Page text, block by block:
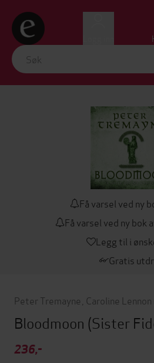
Få varsel ved ny
Få varsel ved ny
Legg til i
Gratis
Peter Tremayne Caroline Lennon
Bloodmoon (Sister
236,-